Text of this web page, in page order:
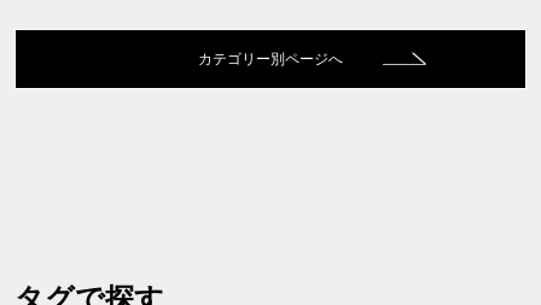
カテゴリー別ページへ
タグで探す